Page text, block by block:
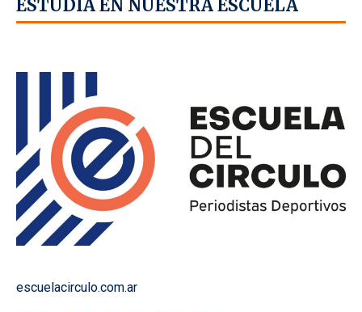
ESTUDIÁ EN NUESTRA ESCUELA
escuelacirculo.com.ar